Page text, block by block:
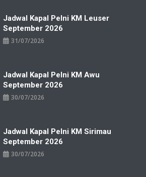
Jadwal Kapal Pelni KM Leuser
September 2026
31/07/2026
Jadwal Kapal Pelni KM Awu
September 2026
30/07/2026
Jadwal Kapal Pelni KM Sirimau
September 2026
30/07/2026